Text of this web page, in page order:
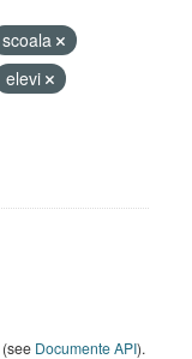
scoala
elevi
(see Documente API).